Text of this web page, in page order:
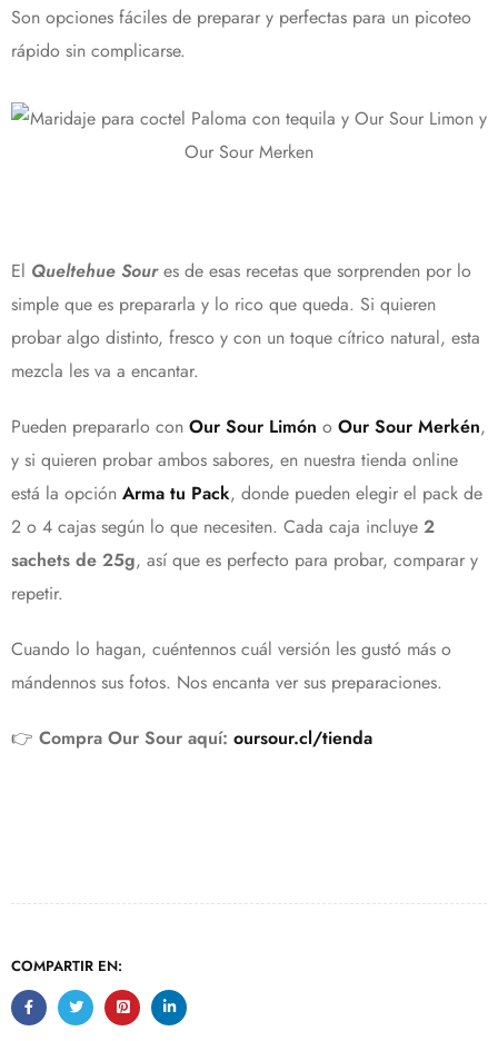
Son opciones fáciles de preparar y perfectas para un picoteo
rápido sin complicarse.
El Queltehue Soures de esas recetas que sorprenden por lo
simple que es prepararla y lo rico que queda. Si quieren
probar algo distinto, fresco y con un toque cítrico natural, esta
mezcla les va a encantar.
Pueden prepararlo con Our Sour Limón o Our Sour Merkén,
y si quieren probar ambos sabores, en nuestra tienda online
está la opción Arma tu Pack, donde pueden elegir el pack de
2 o 4 cajas según lo que necesiten. Cada caja incluye 2
sachets de 25g, así que es perfecto para probar, comparar y
repetir.
Cuando lo hagan, cuéntennos cuál versión les gustó más o
mándennos sus fotos. Nos encanta ver sus preparaciones.
👉 Compra Our Sour aquí: oursour.cl/tienda
COMPARTIR EN: